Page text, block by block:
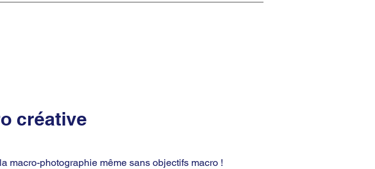
créative
macro-photographie même sans objectifs macro !